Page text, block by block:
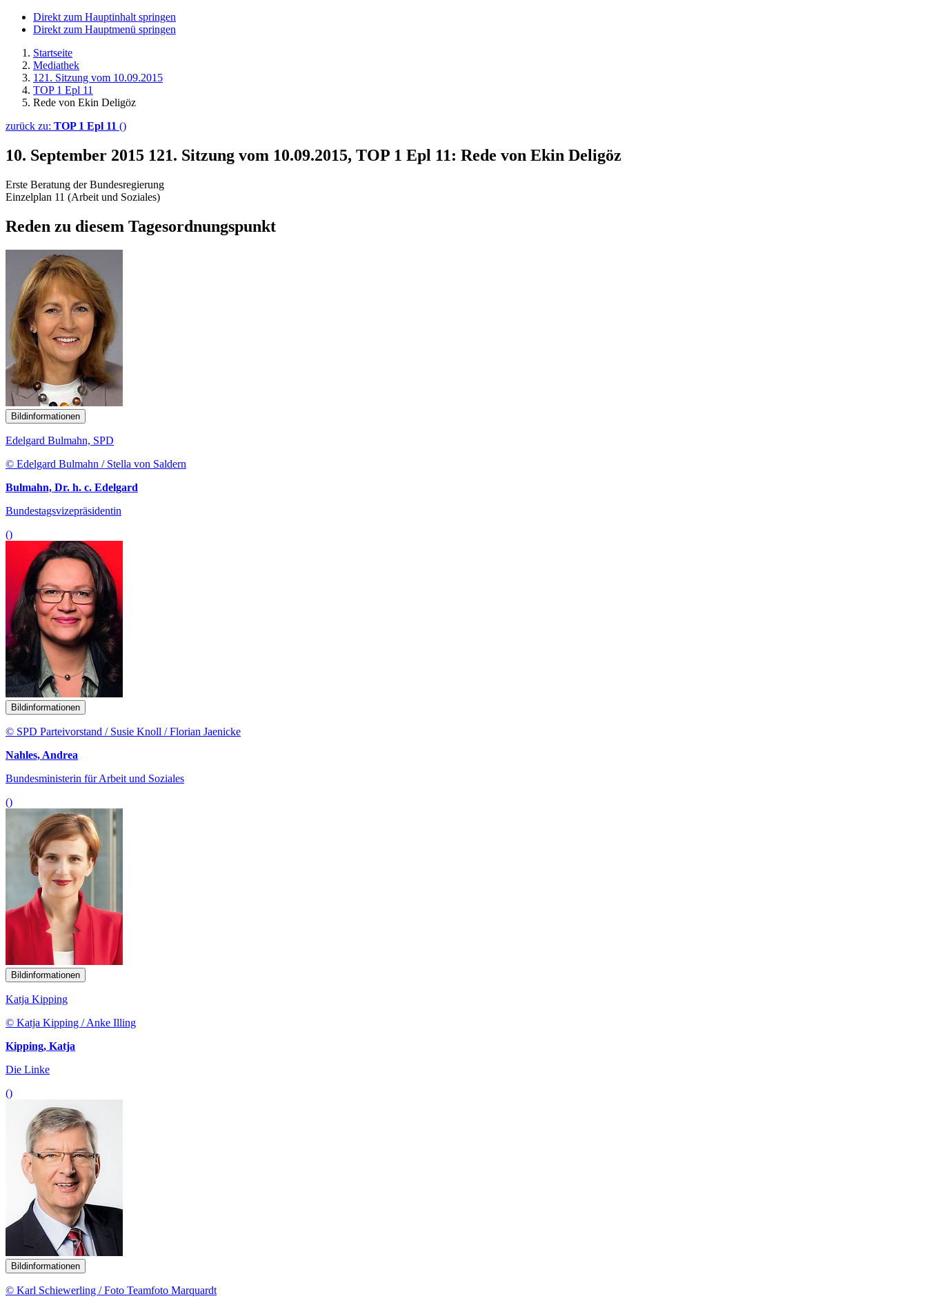
Direkt zum Hauptinhalt springen
Direkt zum Hauptmenü springen
Startseite
Mediathek
121. Sitzung vom 10.09.2015
TOP 1 Epl 11
Rede von Ekin Deligöz
zurück zu: TOP 1 Epl 11 ()
10. September 2015 121. Sitzung vom 10.09.2015, TOP 1 Epl 11: Rede von Ekin Deligöz
Erste Beratung der Bundesregierung
Einzelplan 11 (Arbeit und Soziales)
Reden zu diesem Tagesordnungspunkt
Bildinformationen
Edelgard Bulmahn, SPD
© Edelgard Bulmahn / Stella von Saldern
Bulmahn, Dr. h. c. Edelgard
Bundestagsvizepräsidentin
()
Bildinformationen
© SPD Parteivorstand / Susie Knoll / Florian Jaenicke
Nahles, Andrea
Bundesministerin für Arbeit und Soziales
()
Bildinformationen
Katja Kipping
© Katja Kipping / Anke Illing
Kipping, Katja
Die Linke
()
Bildinformationen
© Karl Schiewerling / Foto Teamfoto Marquardt